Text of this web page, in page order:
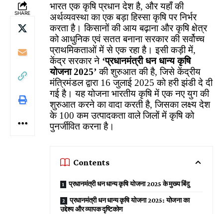
SHARE
भारत एक कृषि प्रधान देश है, और यहाँ की
अर्थव्यवस्था का एक बड़ा हिस्सा कृषि पर निर्भर
करता है। किसानों की आय बढ़ाना और कृषि क्षेत्र
को आधुनिक एवं सतत बनाना सरकार की सर्वोच्च
प्राथमिकताओं में से एक रहा है। इसी कड़ी में,
केंद्र सरकार ने ‘प्रधानमंत्री धन धान्य कृषि
योजना 2025’ की शुरुआत की है, जिसे केंद्रीय
मंत्रिमंडल द्वारा 16 जुलाई 2025 को हरी झंडी दे दी
गई है। यह योजना भारतीय कृषि में एक नए युग की
शुरुआत करने का वादा करती है, जिसका लक्ष्य देश
के 100 कम उत्पादकता वाले जिलों में कृषि को
पुनर्जीवित करना है।
Contents
प्रधानमंत्री धन धान्य कृषि योजना 2025 के मुख्य बिंदु
प्रधानमंत्री धन धान्य कृषि योजना 2025: योजना का
उद्देश्य और व्यापक दृष्टिकोण